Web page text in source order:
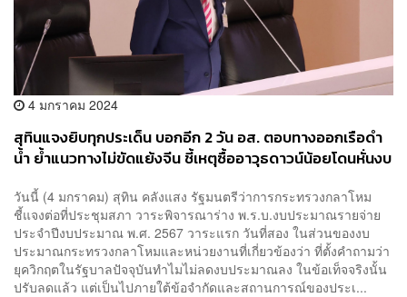
4 มกราคม 2024
สุทินแจงยิบทุกประเด็น บอกอีก 2 วัน อส. ตอบทางออกเรือดำ
น้ำ ย้ำแนวทางไม่ขัดแย้งจีน ชี้เหตุซื้ออาวุธดาวน์น้อยโดนหั่นงบ
วันนี้ (4 มกราคม) สุทิน คลังแสง รัฐมนตรีว่าการกระทรวงกลาโหม
ชี้แจงต่อที่ประชุมสภา วาระพิจารณาร่าง พ.ร.บ.งบประมาณรายจ่าย
ประจำปีงบประมาณ พ.ศ. 2567 วาระแรก วันที่สอง ในส่วนของงบ
ประมาณกระทรวงกลาโหมและหน่วยงานที่เกี่ยวข้องว่า ที่ตั้งคำถามว่า
ยุควิกฤตในรัฐบาลปัจจุบันทำไมไม่ลดงบประมาณลง ในข้อเท็จจริงนั้น
ปรับลดแล้ว แต่เป็นไปภายใต้ข้อจำกัดและสถานการณ์ของประเ...